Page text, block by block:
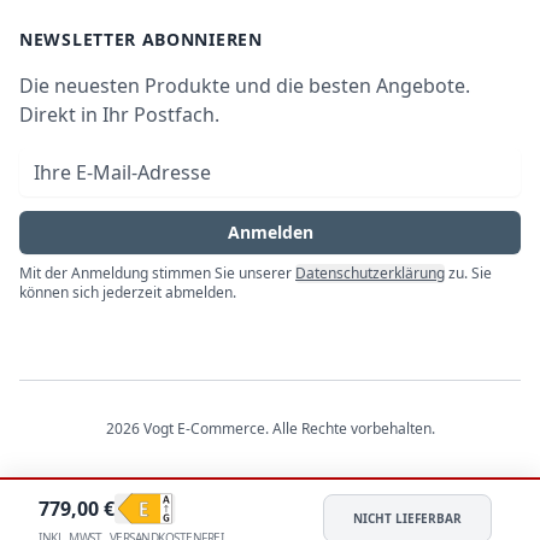
Datenschutz
Widerrufsrecht
Impressum
NEWSLETTER ABONNIEREN
Die neuesten Produkte und die besten Angebote.
Direkt in Ihr Postfach.
E-Mail-Adresse
Anmelden
Mit der Anmeldung stimmen Sie unserer Datenschutzerklärungzu. Sie
können sich jederzeit abmelden.
2026 Vogt E-Commerce. Alle Rechte vorbehalten.
779,00€ NICHT LIEFERBAR